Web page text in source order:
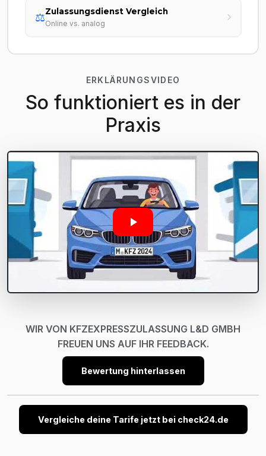
⚖️Zulassungsdienst Vergleich
Online vs. analog
ERKLÄRUNGSVIDEO
So funktioniert es in der
Praxis
WIR VON KFZEXPRESSZULASSUNG L&D GMBH
FREUEN UNS AUF IHR FEEDBACK.
Bewertung hinterlassen
Vergleiche deine Tarife jetzt bei check24.de